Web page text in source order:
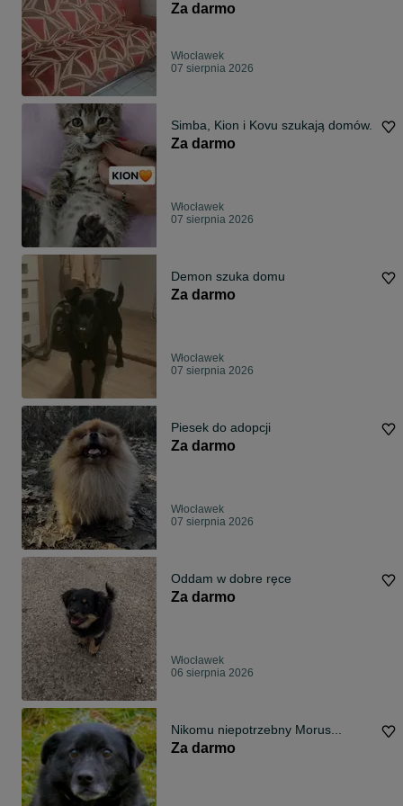
Za darmo
Włocławek
07 sierpnia 2026
Simba, Kion i Kovu szukają domów.
Za darmo
Włocławek
07 sierpnia 2026
Demon szuka domu
Za darmo
Włocławek
07 sierpnia 2026
Piesek do adopcji
Za darmo
Włocławek
07 sierpnia 2026
Oddam w dobre ręce
Za darmo
Włocławek
06 sierpnia 2026
Nikomu niepotrzebny Morus...
Za darmo